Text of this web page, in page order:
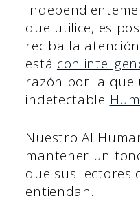
que utilice, es
reciba la
está con
razón por la que
indetectable
Nuestro AI
mantener un
que sus lectores
entiendan.